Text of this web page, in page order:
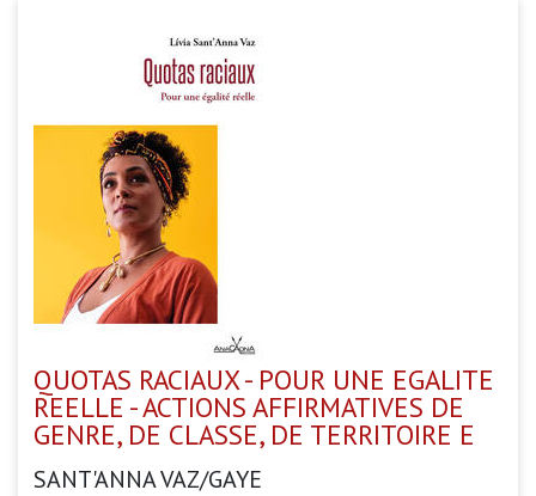
QUOTAS RACIAUX - POUR UNE EGALITE
REELLE - ACTIONS AFFIRMATIVES DE
GENRE, DE CLASSE, DE TERRITOIRE E
SANT'ANNA VAZ/GAYE